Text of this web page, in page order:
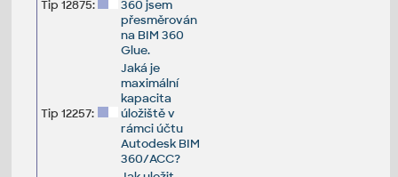
Tip 12875:
360 jsem
přesměrován
na BIM 360
Glue.
Tip 12257:
Jaká je
maximální
kapacita
úložiště v
rámci účtu
Autodesk BIM
360/ACC?